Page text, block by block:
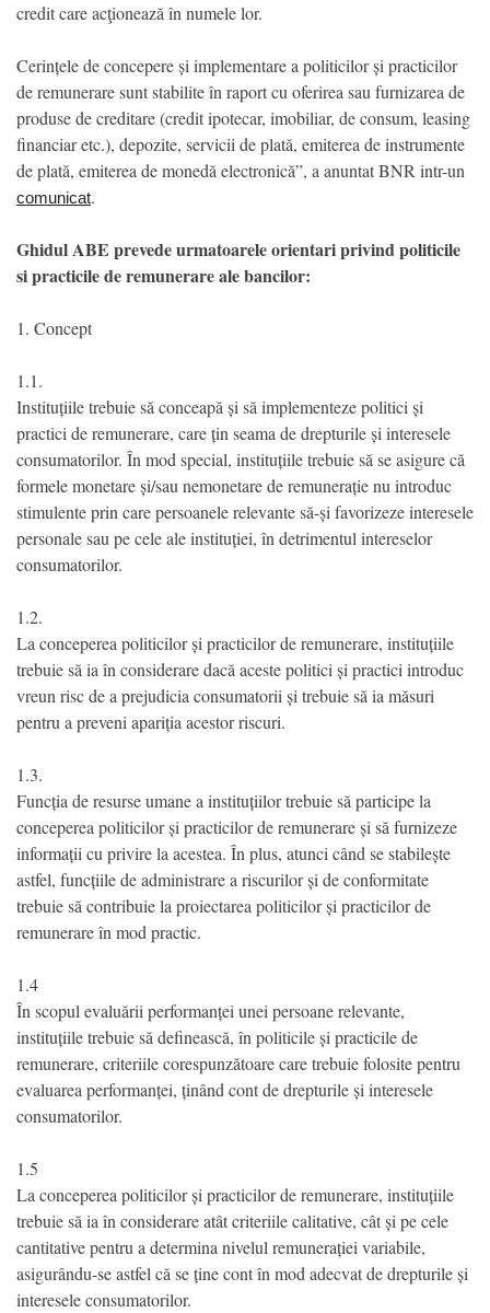
credit care acţionează în numele lor.
Cerințele de concepere și implementare a politicilor și practicilor
de remunerare sunt stabilite în raport cu oferirea sau furnizarea de
produse de creditare (credit ipotecar, imobiliar, de consum, leasing
financiar etc.), depozite, servicii de plată, emiterea de instrumente
de plată, emiterea de monedă electronică”, a anuntat BNR intr-un
comunicat.
Ghidul ABE prevede urmatoarele orientari privind politicile
si practicile de remunerare ale bancilor:
1. Concept
1.1.
Instituțiile trebuie să conceapă și să implementeze politici și
practici de remunerare, care țin seama de drepturile și interesele
consumatorilor. În mod special, instituțiile trebuie să se asigure că
formele monetare și/sau nemonetare de remunerație nu introduc
stimulente prin care persoanele relevante să-și favorizeze interesele
personale sau pe cele ale instituției, în detrimentul intereselor
consumatorilor.
1.2.
La conceperea politicilor și practicilor de remunerare, instituțiile
trebuie să ia în considerare dacă aceste politici și practici introduc
vreun risc de a prejudicia consumatorii și trebuie să ia măsuri
pentru a preveni apariția acestor riscuri.
1.3.
Funcția de resurse umane a instituțiilor trebuie să participe la
conceperea politicilor și practicilor de remunerare și să furnizeze
informații cu privire la acestea. În plus, atunci când se stabilește
astfel, funcțiile de administrare a riscurilor și de conformitate
trebuie să contribuie la proiectarea politicilor și practicilor de
remunerare în mod practic.
1.4
În scopul evaluării performanței unei persoane relevante,
instituțiile trebuie să definească, în politicile și practicile de
remunerare, criteriile corespunzătoare care trebuie folosite pentru
evaluarea performanței, ținând cont de drepturile și interesele
consumatorilor.
1.5
La conceperea politicilor și practicilor de remunerare, instituțiile
trebuie să ia în considerare atât criteriile calitative, cât și pe cele
cantitative pentru a determina nivelul remunerației variabile,
asigurându-se astfel că se ține cont în mod adecvat de drepturile și
interesele consumatorilor.